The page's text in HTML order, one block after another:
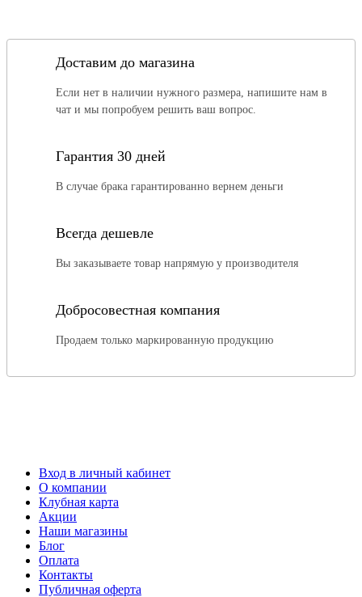
Доставим до магазина
Если нет в наличии нужного размера, напишите нам в
чат и мы попробуем решить ваш вопрос.
Гарантия 30 дней
В случае брака гарантированно вернем деньги
Всегда дешевле
Вы заказываете товар напрямую у производителя
Добросовестная компания
Продаем только маркированную продукцию
Вход в личный кабинет
О компании
Клубная карта
Акции
Наши магазины
Блог
Оплата
Контакты
Публичная оферта